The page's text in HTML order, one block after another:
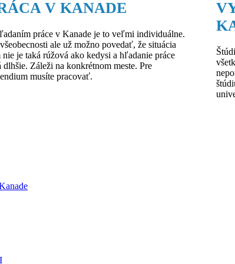
V KANADE
práce v Kanade je to veľmi individuálne.
ale už možno povedať, že situácia
nie je taká rúžová ako kedysi a hľadanie práce
dlhšie. Záleži na konkrétnom meste. Pre
musíte pracovať.